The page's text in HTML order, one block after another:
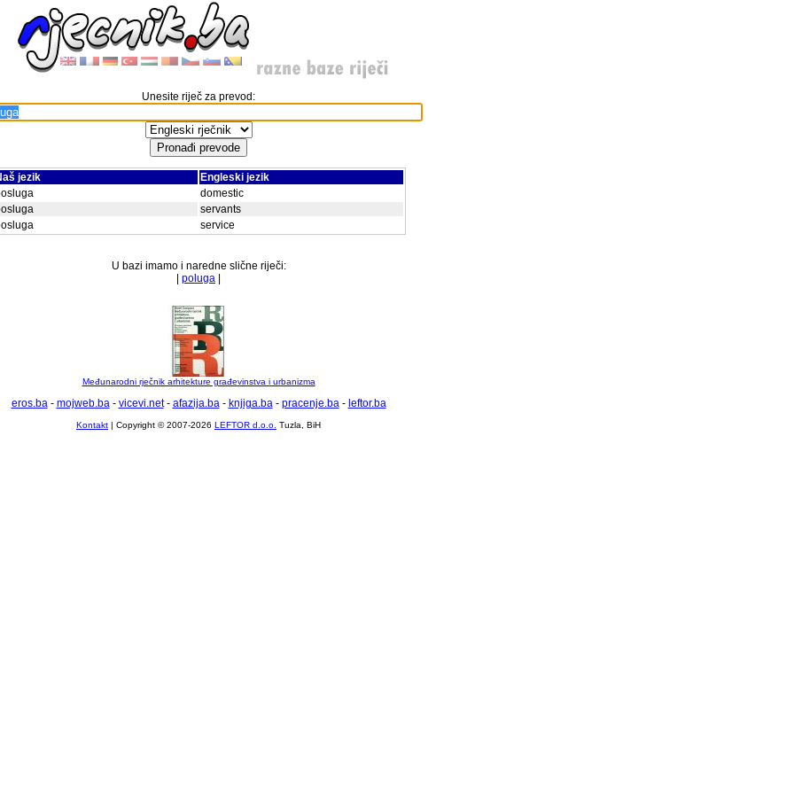
Unesite riječ za prevod:
jezik
Engleski jezik
domestic
servants
service
U bazi imamo i naredne slične riječi:
poluga
Međunarodni rječnik arhitekture građevinstva i urbanizma
eros.ba- mojweb.ba- vicevi.net- afazija.ba- knjiga.ba- pracenje.ba- leftor.ba
Kontakt | Copyright © 2007-2026 LEFTOR d.o.o. Tuzla, BiH